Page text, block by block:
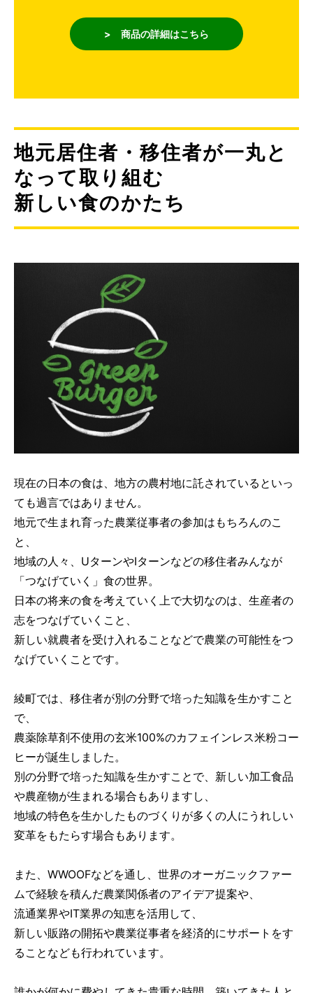
> 商品の詳細はこちら
地元居住者・移住者が一丸と
なって取り組む
新しい食のかたち
現在の日本の食は、地方の農村地に託されているといっ
ても過言ではありません。
地元で生まれ育った農業従事者の参加はもちろんのこ
と、
地域の人々、UターンやIターンなどの移住者みんなが
「つなげていく」食の世界。
日本の将来の食を考えていく上で大切なのは、生産者の
志をつなげていくこと、
新しい就農者を受け入れることなどで農業の可能性をつ
なげていくことです。
綾町では、移住者が別の分野で培った知識を生かすこと
で、
農薬除草剤不使用の玄米100%のカフェインレス米粉コー
ヒーが誕生しました。
別の分野で培った知識を生かすことで、新しい加工食品
や農産物が生まれる場合もありますし、
地域の特色を生かしたものづくりが多くの人にうれしい
変革をもたらす場合もあります。
また、WWOOFなどを通し、世界のオーガニックファー
ムで経験を積んだ農業関係者のアイデア提案や、
流通業界やIT業界の知恵を活用して、
新しい販路の開拓や農業従事者を経済的にサポートをす
ることなども行われています。